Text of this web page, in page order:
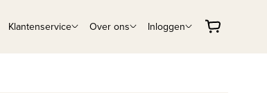
Klantenservice Over ons Inloggen